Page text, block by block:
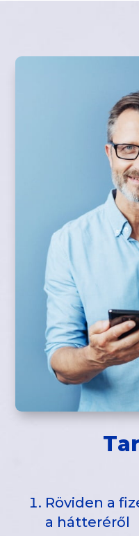
Röviden a
a hátteréről